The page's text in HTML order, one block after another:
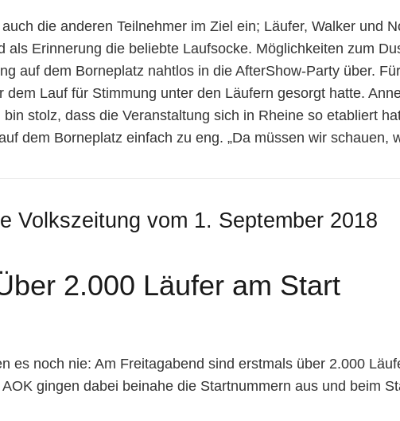
die anderen Teilnehmer im Ziel ein; Läufer, Walker und
als Erinnerung die beliebte Laufsocke. Möglichkeiten zum
auf dem Borneplatz nahtlos in die AfterShow-Party über.
dem Lauf für Stimmung unter den Läufern gesorgt hatte.
stolz, dass die Veranstaltung sich in Rheine so etabliert
dem Borneplatz einfach zu eng. „Da müssen wir schauen,
Volkszeitung vom 1. September 2018
2.000 Läufer am Start
es noch nie: Am Freitagabend sind erstmals über 2.000
gingen dabei beinahe die Startnummern aus und beim